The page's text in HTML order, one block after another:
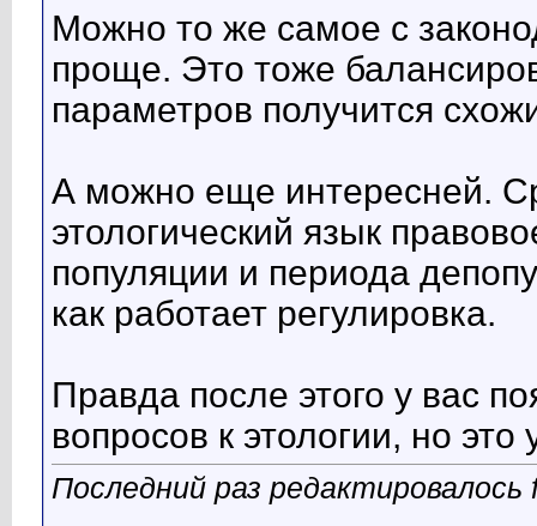
Можно то же самое с
проще. Это тоже
параметров получится
А можно еще интересней.
этологический язык
популяции и периода
как работает регулировка.
Правда после этого у вас
вопросов к этологии, но
Последний раз редактировалось